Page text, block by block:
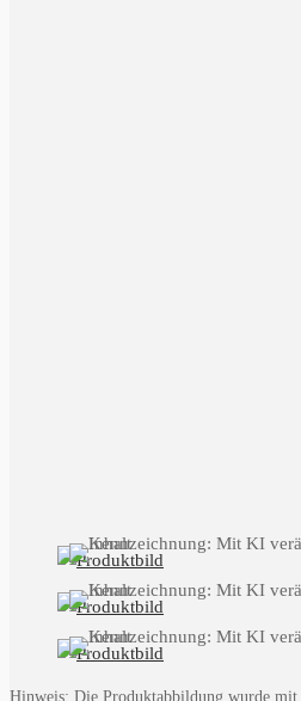
Hinweis: Die Produktabbildung wurde